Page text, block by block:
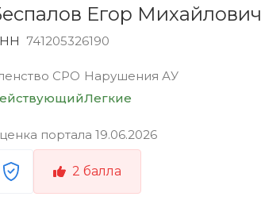
Егор Михайлович
741205326190
СРО Нарушения АУ
Легкие
портала 19.06.2026
2 балла